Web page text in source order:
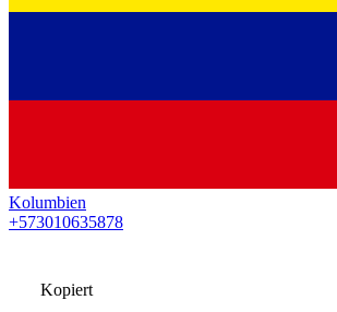
Kolumbien
+573010635878
Kopiert